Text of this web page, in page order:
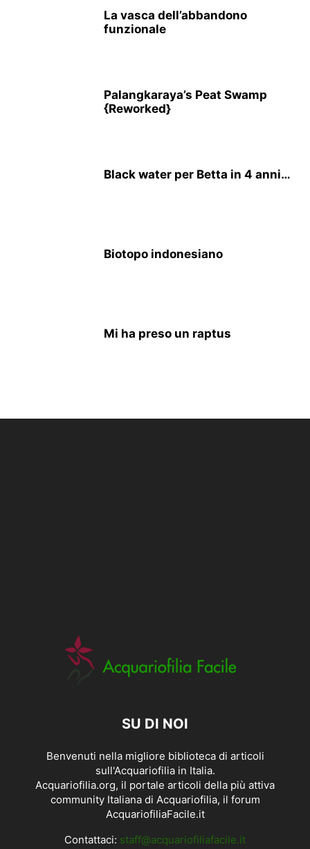
La vasca dell’abbandono
funzionale
Palangkaraya’s Peat Swamp
{Reworked}
Black water per Betta in 4 anni…
Biotopo indonesiano
Mi ha preso un raptus
SU DI NOI
Benvenuti nella migliore biblioteca di articoli
sull'Acquariofilia in Italia.
Acquariofilia.org, il portale articoli della più attiva
community Italiana di Acquariofilia, il forum
AcquariofiliaFacile.it
Contattaci: staff@acquariofiliafacile.it